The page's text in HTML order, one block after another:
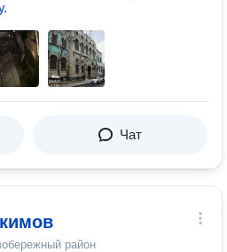
Чат
район